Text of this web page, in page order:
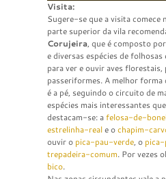
Visita:
Sugere-se que a visita comece
parte superior da vila
Corujeira, que é composto
e diversas espécies de folhosas
para ver e ouvir aves
passeriformes. A melhor
é a pé, seguindo o circuito de
espécies mais interessantes
destacam-se: afelosa-de-
estrelinha-reale ochapim-
ouvir o pica-pau-verde, o
trepadeira-comum. Por vezes
bico.